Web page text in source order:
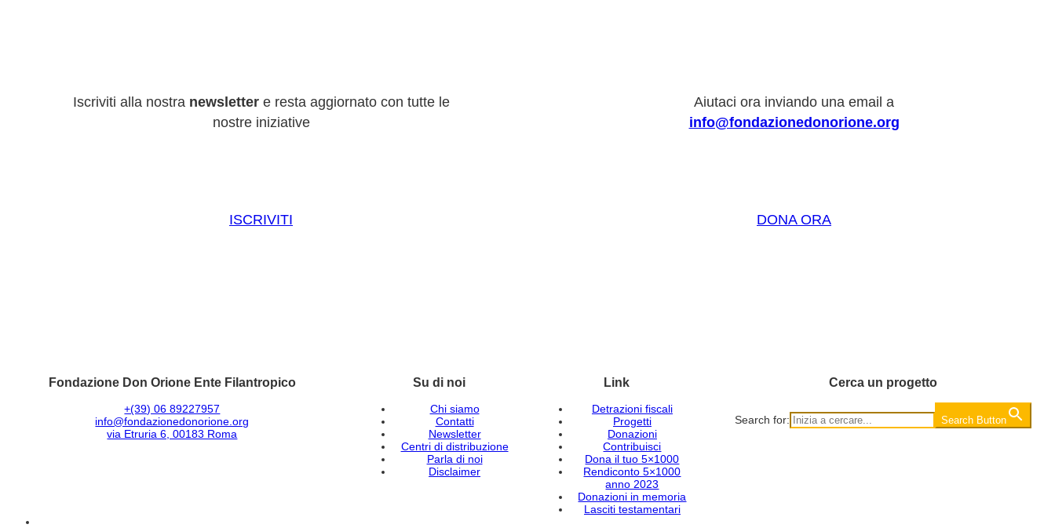
Iscriviti alla nostra newslettere resta aggiornato con tutte le
nostre iniziative
ISCRIVITI
Aiutaci ora inviando una email a
info@fondazionedonorione.org
DONA ORA
Fondazione Don Orione Ente Filantropico
+(39) 06 89227957
info@fondazionedonorione.org
via Etruria 6, 00183 Roma
Su di noi
Chi siamo
Contatti
Newsletter
Centri di distribuzione
Parla di noi
Disclaimer
Link
Detrazioni fiscali
Progetti
Donazioni
Contribuisci
Dona il tuo 5×1000
Rendiconto 5×1000
anno 2023
Donazioni in memoria
Lasciti testamentari
Cerca un progetto
Search for: Search Button